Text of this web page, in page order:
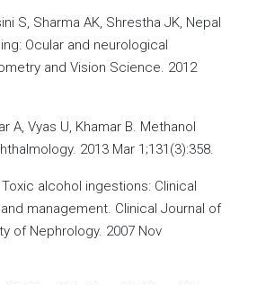
S, Sharma AK, Shrestha JK, Nepal
Ocular and neurological
and Vision Science. 2012
A, Vyas U, Khamar B. Methanol
2013 Mar 1;131(3):358.
alcohol ingestions: Clinical
management. Clinical Journal of
of Nephrology. 2007 Nov